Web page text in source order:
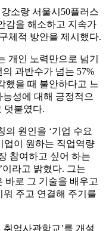
소랑 서울시50플러스
감을 해소하고 지속가
체적 방안을 제시했다.
개인 노력만으로 넘기
과반수가 넘는 57%
했을 때 불안하다고 느
성에 대해 긍정적으
덧붙였다.
의 원인을 ‘기업 수요
업이 원하는 직업역량
참여하고 싶어 하는
라고 밝혔다. 그는
바로 그 기술을 배우고
주고 연결해 주기를
업사관학교’를 개설